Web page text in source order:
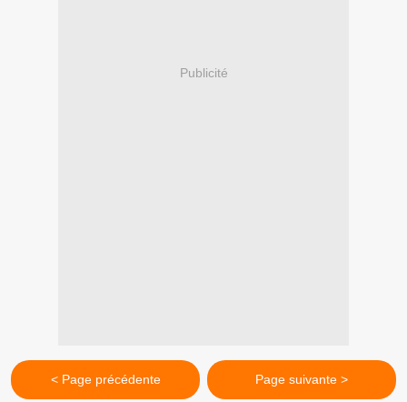
Publicité
< Page précédente Page suivante >